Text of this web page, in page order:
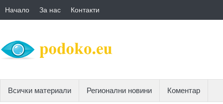
Начало За нас Контакти
Всички материали Регионални новини Коментар